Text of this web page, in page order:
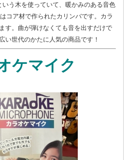
う木を使っていて、暖かみのある音色
コア材で作られたカリンバです。カラ
す。曲が弾けなくても音を出すだけで
い世代のかたに人気の商品です！
ケマイク